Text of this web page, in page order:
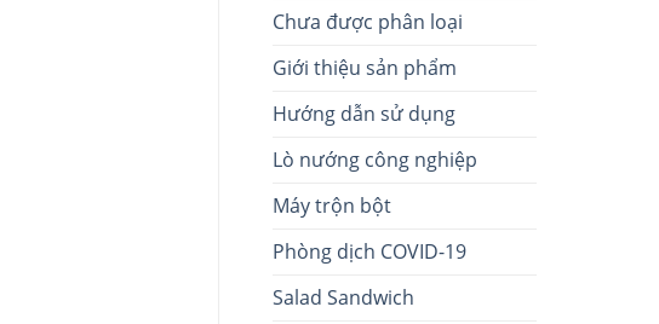
Chưa được phân loại
Giới thiệu sản phẩm
Hướng dẫn sử dụng
Lò nướng công nghiệp
Máy trộn bột
Phòng dịch COVID-19
Salad Sandwich